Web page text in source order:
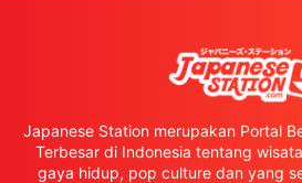
Japanese Station merupakan Portal
Terbesar di Indonesia tentang
gaya hidup, pop culture dan yang